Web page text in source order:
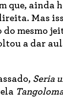
que, ainda
Mas
mesmo
a dar
Seria